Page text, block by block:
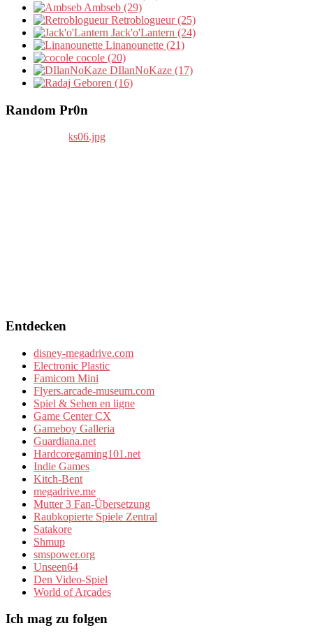
Ambseb (29)
Retroblogueur (25)
Jack'o'Lantern (24)
Linanounette (21)
cocole (20)
DIlanNoKaze (17)
Geboren (16)
Random Pr0n
Entdecken
disney-megadrive.com
Electronic Plastic
Famicom Mini
Flyers.arcade-museum.com
Spiel & Sehen en ligne
Game Center CX
Gameboy Galleria
Guardiana.net
Hardcoregaming101.net
Indie Games
Kitch-Bent
megadrive.me
Mutter 3 Fan-Übersetzung
Raubkopierte Spiele Zentral
Satakore
Shmup
smspower.org
Unseen64
Den Video-Spiel
World of Arcades
Ich mag zu folgen